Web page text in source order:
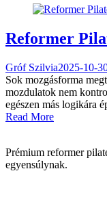
Reformer
Gróf Szilvia2025-10-
Sok mozgásforma
mozdulatok nem
egészen más logikára
Read More
Prémium reformer
egyensúlynak.